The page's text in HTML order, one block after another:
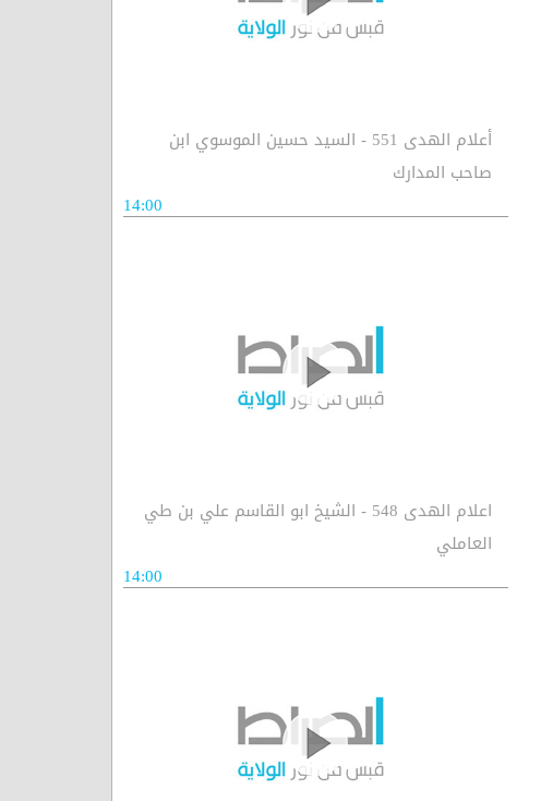
أعلام الهدى 551 - السيد حسين الموسوي ابن
صاحب المدارك
14:00
اعلام الهدى 548 - الشيخ ابو القاسم علي بن طي
العاملي
14:00